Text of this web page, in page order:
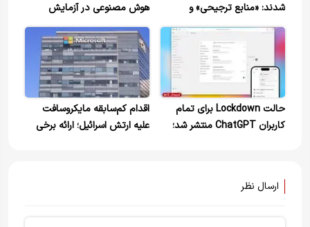
شدند: «منابع ترجیحی» و
نمایش دیدگاه کاربران در AI
Overviews
هوش مصنوعی در آزمایش
انسانی موفق ظاهر شد
حالت Lockdown برای تمام
کاربران ChatGPT منتشر شد؛
اقدام کم‌سابقه مایکروسافت
علیه ارتش اسرائیل؛ ارائه برخی
ارسال نظر